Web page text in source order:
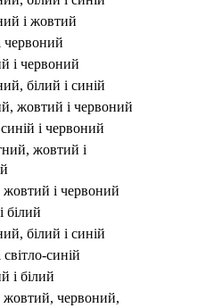
і жовтий
червоний
і червоний
білий і синій
жовтий і червоний
синій і червоний
жовтий і червоний
білий
білий і синій
світло-синій
і білий